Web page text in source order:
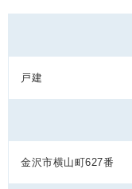
戸建
金沢市横山町627番